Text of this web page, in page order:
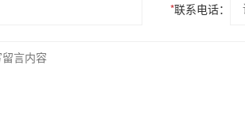
*联系电话：